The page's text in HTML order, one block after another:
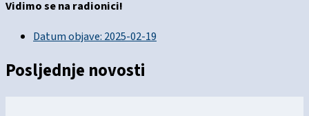
Vidimo se na radionici!
Datum objave: 2025-02-19
Posljednje novosti